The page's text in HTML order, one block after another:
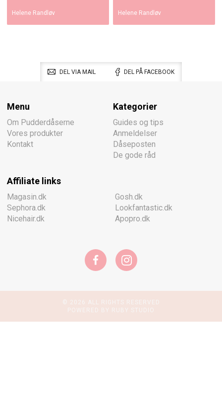
Helene Randløv Helene Randløv
DEL VIA MAIL DEL PÅ FACEBOOK
Menu
Om Pudderdåserne
Vores produkter
Kontakt
Kategorier
Guides og tips
Anmeldelser
Dåseposten
De gode råd
Affiliate links
Magasin.dk
Sephora.dk
Nicehair.dk
Gosh.dk
Lookfantastic.dk
Apopro.dk
© 2026 ALL RIGHTS RESERVED
POWERED BY RUBY STUDIO